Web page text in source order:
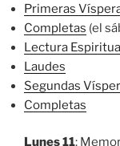
Primeras
Completas (el
Lectura
Laudes
Segundas
Completas
Lunes 11: